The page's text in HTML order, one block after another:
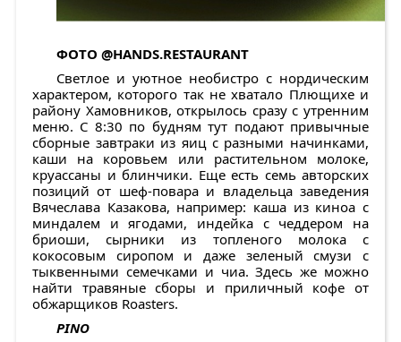
ФОТО @HANDS.RESTAURANT
Светлое и уютное необистро с нордическим
характером, которого так не хватало Плющихе и
району Хамовников, открылось сразу с утренним
меню. С 8:30 по будням тут подают привычные
сборные завтраки из яиц с разными начинками,
каши на коровьем или растительном молоке,
круассаны и блинчики. Еще есть семь авторских
позиций от шеф-повара и владельца заведения
Вячеслава Казакова, например: каша из киноа с
миндалем и ягодами, индейка с чеддером на
бриоши, сырники из топленого молока с
кокосовым сиропом и даже зеленый смузи с
тыквенными семечками и чиа. Здесь же можно
найти травяные сборы и приличный кофе от
обжарщиков Roasters.
PINO